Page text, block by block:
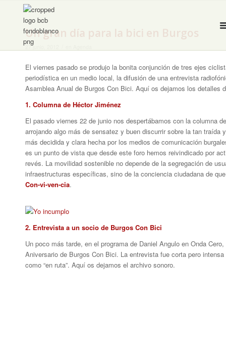
Un gran día para la bici en Burgos
27 junio, 2012
El viernes pasado se produjo la bonita conjunción de tres ejes
periodística en un medio local, la difusión de una entrevista
Asamblea Anual de Burgos Con Bici. Aquí os dejamos los detalles
1. Columna de Héctor Jiménez
El pasado viernes 22 de junio nos despertábamos con la columna
arrojando algo más de sensatez y buen discurrir sobre la tan
más decidida y clara hecha por los medios de comunicación
es un punto de vista que desde este foro hemos reivindicado por
revés. La movilidad sostenible no depende de la segregación de
infraestructuras específicas, sino de la conciencia ciudadana de
Con-vi-ven-cia.
2. Entrevista a un socio de Burgos Con Bici
Un poco más tarde, en el programa de Daniel Angulo en Onda
Aniversario de Burgos Con Bici. La entrevista fue corta pero
como “en ruta”. Aquí os dejamos el archivo sonoro.